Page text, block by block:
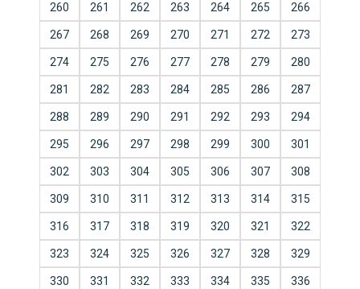
260 261 262 263 264 265 266
267 268 269 270 271 272 273
274 275 276 277 278 279 280
281 282 283 284 285 286 287
288 289 290 291 292 293 294
295 296 297 298 299 300 301
302 303 304 305 306 307 308
309 310 311 312 313 314 315
316 317 318 319 320 321 322
323 324 325 326 327 328 329
330 331 332 333 334 335 336